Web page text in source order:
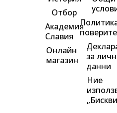
Отбор
Академия
Славия
Онлайн
магазин
за
данни
Ние